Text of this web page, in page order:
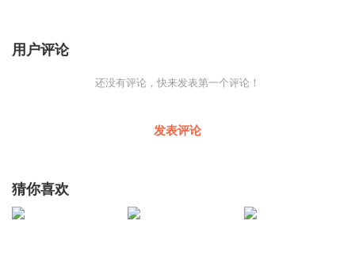
用户评论
还没有评论，快来发表第一个评论！
发表评论
猜你喜欢